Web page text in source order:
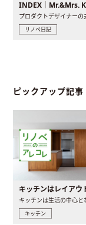
リノベ日記
ピックアップ記事
キッチン